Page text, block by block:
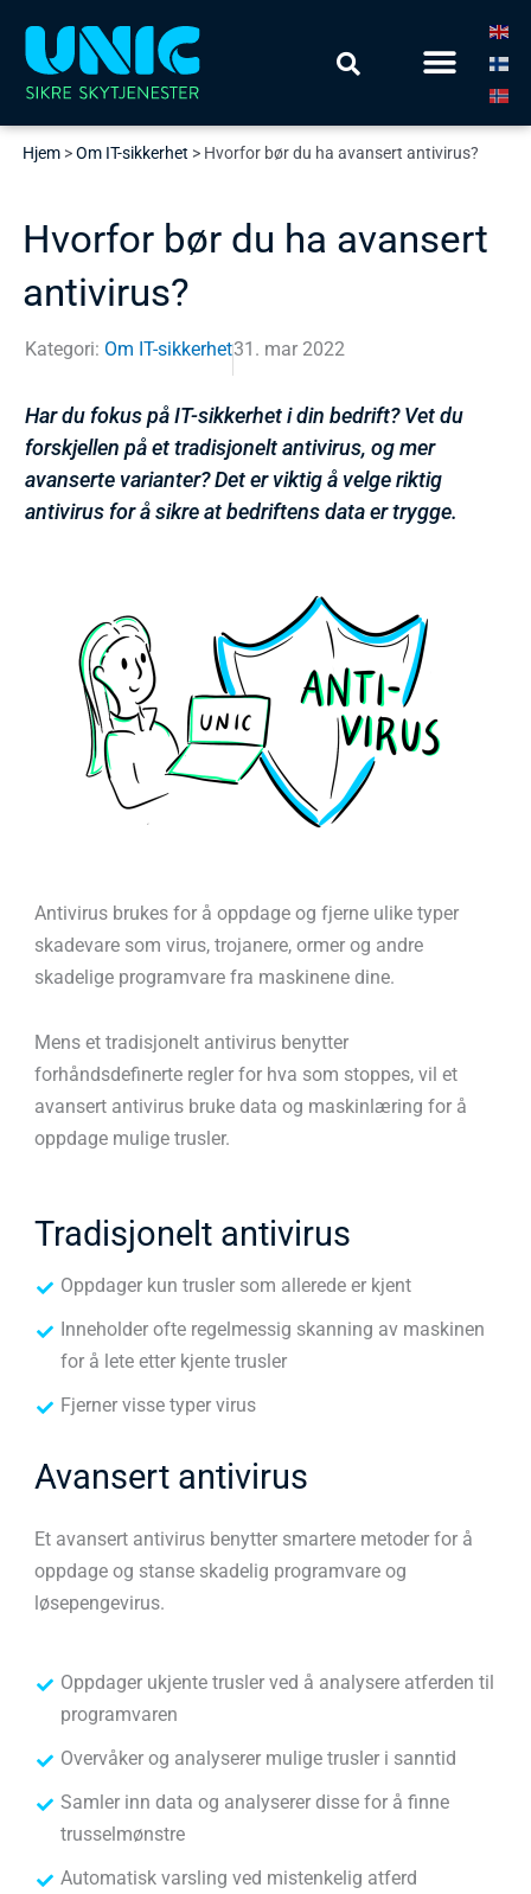
Meny
Hjem>Om IT-sikkerhet > Hvorfor bør du ha avansert antivirus?
Hvorfor bør du ha avansert
antivirus?
Kategori: Om IT-sikkerhet31. mar 2022
Har du fokus på IT-sikkerhet i din bedrift? Vet du
forskjellen på et tradisjonelt antivirus, og mer
avanserte varianter? Det er viktig å velge riktig
antivirus for å sikre at bedriftens data er trygge.
Antivirus brukes for å oppdage og fjerne ulike typer
skadevare som virus, trojanere, ormer og andre
skadelige programvare fra maskinene dine.
Mens et tradisjonelt antivirus benytter
forhåndsdefinerte regler for hva som stoppes, vil et
avansert antivirus bruke data og maskinlæring for å
oppdage mulige trusler.
Tradisjonelt antivirus
Oppdager kun trusler som allerede er kjent
Inneholder ofte regelmessig skanning av maskinen
for å lete etter kjente trusler
Fjerner visse typer virus
Avansert antivirus
Et avansert antivirus benytter smartere metoder for å
oppdage og stanse skadelig programvare og
løsepengevirus.
Oppdager ukjente trusler ved å analysere atferden til
programvaren
Overvåker og analyserer mulige trusler i sanntid
Samler inn data og analyserer disse for å finne
trusselmønstre
Automatisk varsling ved mistenkelig atferd